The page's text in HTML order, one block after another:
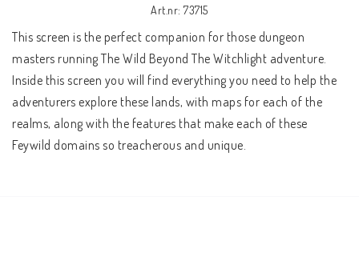
Art.nr: 73715
This screen is the perfect companion for those dungeon
masters running The Wild Beyond The Witchlight adventure.
Inside this screen you will find everything you need to help the
adventurers explore these lands, with maps for each of the
realms, along with the features that make each of these
Feywild domains so treacherous and unique.